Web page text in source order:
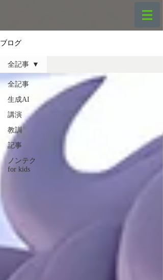
ブログ
全記事
生成AI
講演
教訓
記事
ノンテク
for kids
全記事